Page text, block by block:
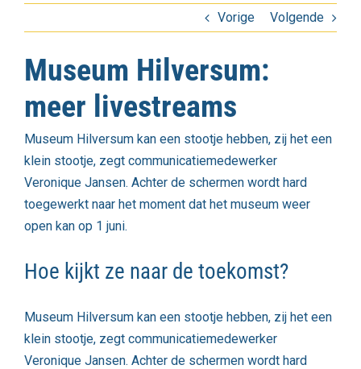
Vorige Volgende
Museum Hilversum:
meer livestreams
Museum Hilversum kan een stootje hebben, zij het een
klein stootje, zegt communicatiemedewerker
Veronique Jansen. Achter de schermen wordt hard
toegewerkt naar het moment dat het museum weer
open kan op 1 juni.
Hoe kijkt ze naar de toekomst?
Museum Hilversum kan een stootje hebben, zij het een
klein stootje, zegt communicatiemedewerker
Veronique Jansen. Achter de schermen wordt hard